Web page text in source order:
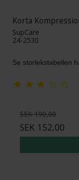
Korta
SupCare
24-2530
Se storlekstabellen
SEK 190,00
SEK 152,00